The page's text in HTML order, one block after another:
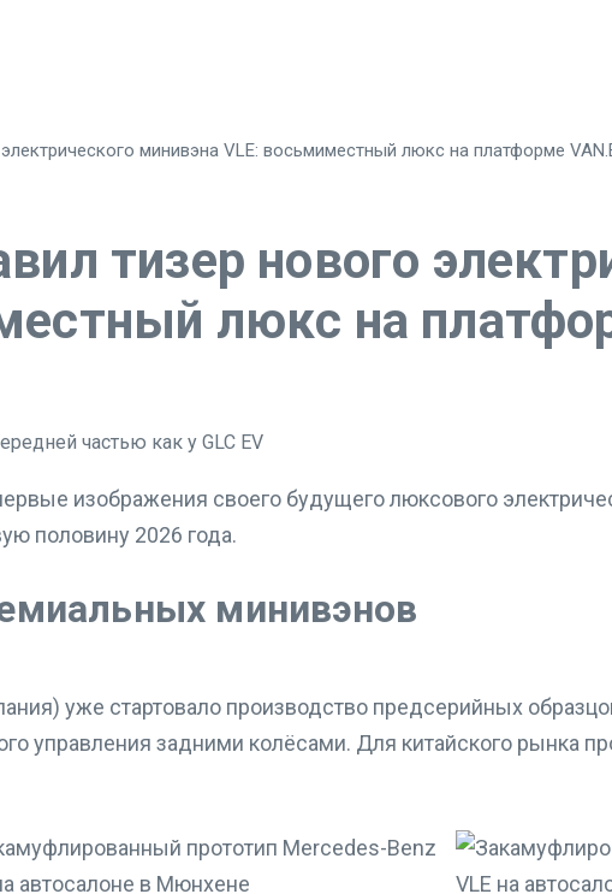
минивэна VLE: восьмиместный люкс на платформе
тизер нового
люкс на
изображения своего будущего люксового
половину 2026 года.
минивэнов
уже стартовало производство предсерийных
управления задними колёсами. Для китайского рынка